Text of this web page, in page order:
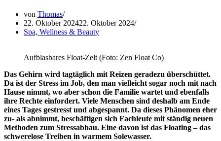
von Thomas
22. Oktober 202422. Oktober 2024
Spa, Wellness & Beauty
Aufblasbares Float-Zelt (Foto: Zen Float Co)
Das Gehirn wird tagtäglich mit Reizen geradezu überschüttet.
Da ist der Stress im Job, den man vielleicht sogar noch mit nach
Hause nimmt, wo aber schon die Familie wartet und ebenfalls
ihre Rechte einfordert. Viele Menschen sind deshalb am Ende
eines Tages gestresst und abgespannt. Da dieses Phänomen eher
zu- als abnimmt, beschäftigen sich Fachleute mit ständig neuen
Methoden zum Stressabbau. Eine davon ist das Floating – das
schwerelose Treiben in warmem Solewasser.